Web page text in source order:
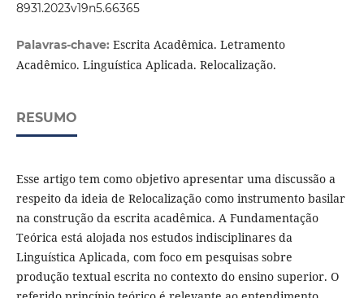
8931.2023v19n5.66365
Palavras-chave: Escrita Acadêmica. Letramento
Acadêmico. Linguística Aplicada. Relocalização.
RESUMO
Esse artigo tem como objetivo apresentar uma discussão a
respeito da ideia de Relocalização como instrumento basilar
na construção da escrita acadêmica. A Fundamentação
Teórica está alojada nos estudos indisciplinares da
Linguística Aplicada, com foco em pesquisas sobre
produção textual escrita no contexto do ensino superior. O